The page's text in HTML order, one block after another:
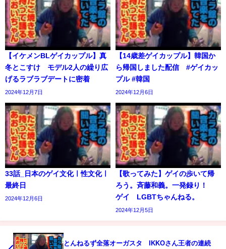
【イケメンBLゲイカップル】真
冬とこすけ モデル2人の繰り広
げるラブラブデートに密着
2024年12月7日
【14歳差ゲイカップル】韓国か
ら帰国しました配信 #ゲイカッ
プル #韓国
2024年12月6日
33話_日本のゲイ文化ㅣ性文化ㅣ
最終日
2024年12月6日
【歌ってみた】ゲイの歩いて帰
ろう。斉藤和義。一発録り！
ゲイ LGBTちゃんねる。
2024年12月5日
とんねるず全落オーガスタ IKKOさん王者の連続